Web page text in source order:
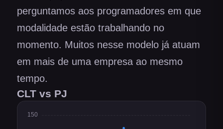
perguntamos aos programadores em que
modalidade estão trabalhando no
momento. Muitos nesse modelo já atuam
em mais de uma empresa ao mesmo
tempo.
CLT vs PJ